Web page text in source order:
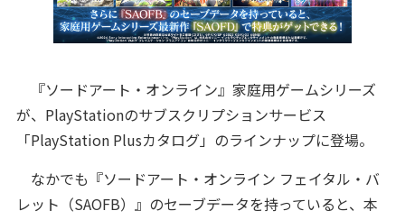
『ソードアート・オンライン』家庭用ゲームシリーズ
が、PlayStationのサブスクリプションサービス
「PlayStation Plusカタログ」のラインナップに登場。
なかでも『ソードアート・オンライン フェイタル・バ
レット（SAOFB）』のセーブデータを持っていると、本